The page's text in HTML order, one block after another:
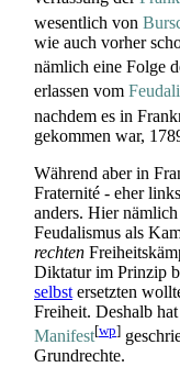
wesentlich von
wie auch vorher
nämlich eine Folge
erlassen vom
nachdem es in
gekommen war,
Während aber in
Fraternité - eher
anders. Hier
Feudalismus als
rechten
Diktatur im Prinzip
selbst ersetzten
Freiheit. Deshalb
Manifest[wp]
Grundrechte.